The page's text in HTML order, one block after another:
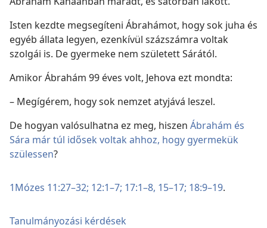
Isten kezdte megsegíteni Ábrahámot, hogy sok juha és
egyéb állata legyen, ezenkívül százszámra voltak
szolgái is. De gyermeke nem született Sárától.
Amikor Ábrahám 99 éves volt, Jehova ezt mondta:
– Megígérem, hogy sok nemzet atyjává leszel.
De hogyan valósulhatna ez meg, hiszen Ábrahám és
Sára már túl idősek voltak ahhoz, hogy gyermekük
szülessen?
1Mózes 11:27–32; 12:1–7; 17:1–8, 15–17; 18:9–19.
Tanulmányozási kérdések